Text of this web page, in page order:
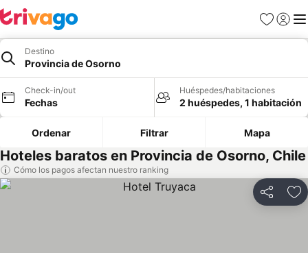
Favoritos
Iniciar
Destino
Provincia de Osorno
Check-in/out
Fechas
Huéspedes/habitaciones
2 huéspedes, 1 habitación
Ordenar Filtrar Mapa
Hoteles baratos en Provincia de Osorno, Chile
Cómo los pagos afectan nuestro ranking
Compartir